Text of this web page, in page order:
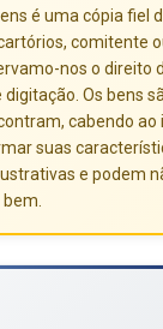
é uma cópia fiel
comitente
nos o direito
Os bens
cabendo ao
suas
e podem